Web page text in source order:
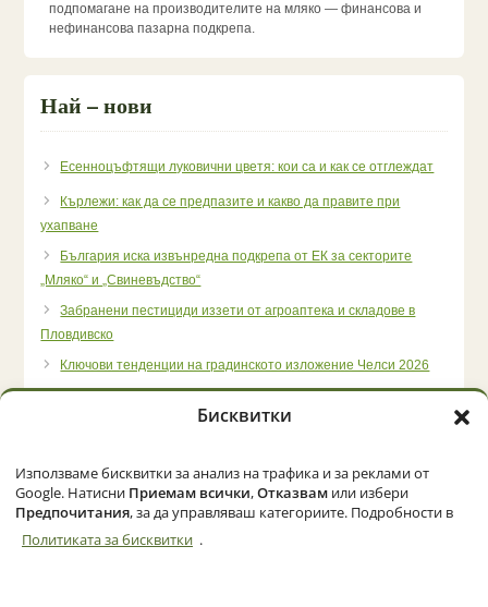
Бисквитки
Използваме бисквитки за анализ на трафика и за реклами от
Google. Натисни Приемам всички,Отказвам или избери
Предпочитания, за да управляваш категориите. Подробности в
Политиката за бисквитки .
подпомагане на производителите на мляко — финансова и
нефинансова пазарна подкрепа.
Най – нови
Есенноцъфтящи луковични цветя: кои са и как се отглеждат
Кърлежи: как да се предпазите и какво да правите при
ухапване
България иска извънредна подкрепа от ЕК за секторите
„Мляко“ и „Свиневъдство“
Забранени пестициди иззети от агроаптека и складове в
Пловдивско
Ключови тенденции на градинското изложение Челси 2026
НачалоКатегорииПолитика за бисквитки (ЕС)